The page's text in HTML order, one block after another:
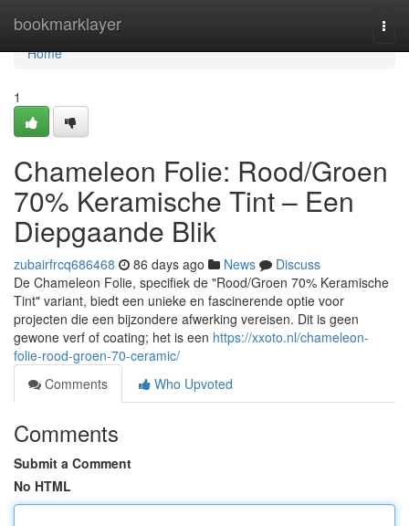
bookmarklayer
Home
Home
1
Chameleon Folie: Rood/Groen
70% Keramische Tint – Een
Diepgaande Blik
zubairfrcq686468 86 days ago News
Discuss
De Chameleon Folie, specifiek de "Rood/Groen 70% Keramische
Tint" variant, biedt een unieke en fascinerende optie voor
projecten die een bijzondere afwerking vereisen. Dit is geen
gewone verf of coating; het is een https://xxoto.nl/chameleon-
folie-rood-groen-70-ceramic/
Comments
Who Upvoted
Comments
Submit a Comment
No HTML